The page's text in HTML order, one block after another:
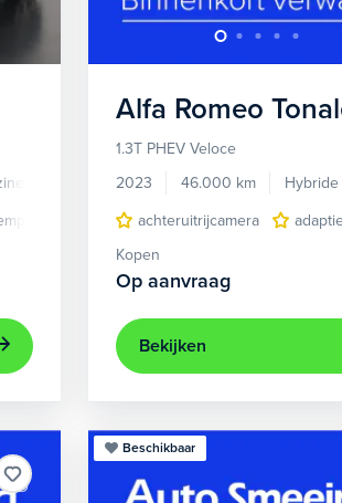
Automaat
systeem audio installatie premium
Alfa Romeo
1.3T PHEV Veloce
2023
46.000 km Hybride
achteruitrijcamera
Kopen
Op aanvraag
Bekijken
Beschikbaar